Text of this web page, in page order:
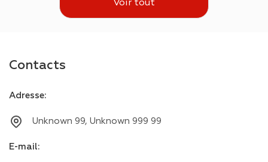
Voir tout
Contacts
Adresse:
Unknown 99, Unknown 999 99
E-mail: